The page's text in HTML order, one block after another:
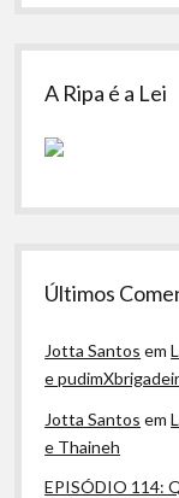
A Ripa é a Lei
Últimos
Jotta Santos em
e
Jotta Santos em
e Thaineh
EPISÓDIO 114: